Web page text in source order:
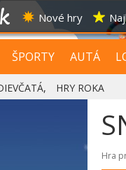
Nové hry
ŠPORTY AUTÁ
, HRY ROKA
Hra